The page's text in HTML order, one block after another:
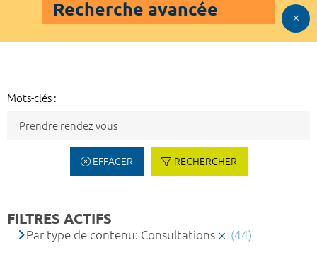
Recherche avancée
Mots-clés :
EFFACER RECHERCHER
FILTRES ACTIFS
Par type de contenu: Consultations (44)